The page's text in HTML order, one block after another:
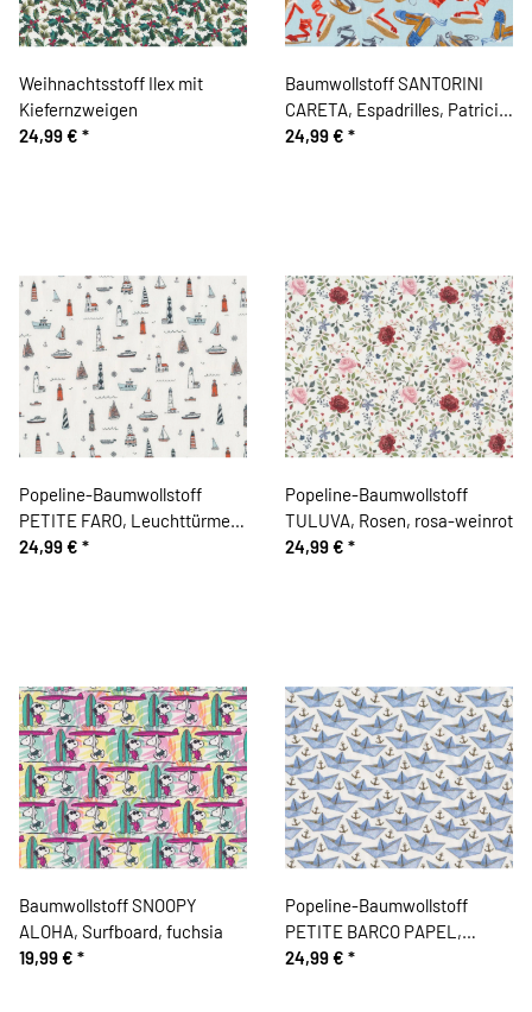
Weihnachtsstoff Ilex mit
Kiefernzweigen
24,99 € *
Baumwollstoff SANTORINI
CARETA, Espadrilles, Patricia
Meyer
24,99 € *
Popeline-Baumwollstoff
PETITE FARO, Leuchttürme
und Schiffe
24,99 € *
Popeline-Baumwollstoff
TULUVA, Rosen, rosa-weinrot
24,99 € *
Baumwollstoff SNOOPY
ALOHA, Surfboard, fuchsia
19,99 € *
Popeline-Baumwollstoff
PETITE BARCO PAPEL,
Papierboote und Anker
24,99 € *